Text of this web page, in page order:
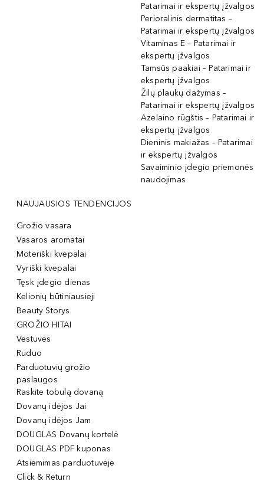
Patarimai ir ekspertų įžvalgos
Perioralinis dermatitas –
Patarimai ir ekspertų įžvalgos
Vitaminas E – Patarimai ir
ekspertų įžvalgos
Tamsūs paakiai – Patarimai ir
ekspertų įžvalgos
Žilų plaukų dažymas –
Patarimai ir ekspertų įžvalgos
Azelaino rūgštis – Patarimai ir
ekspertų įžvalgos
Dieninis makiažas – Patarimai
ir ekspertų įžvalgos
Savaiminio įdegio priemonės
naudojimas
NAUJAUSIOS TENDENCIJOS
Grožio vasara
Vasaros aromatai
Moteriški kvepalai
Vyriški kvepalai
Tęsk įdegio dienas
Kelionių būtiniausieji
Beauty Storys
GROŽIO HITAI
Vestuvės
Ruduo
Parduotuvių grožio
paslaugos
Raskite tobulą dovaną
Dovanų idėjos Jai
Dovanų idėjos Jam
DOUGLAS Dovanų kortelė
DOUGLAS PDF kuponas
Atsiėmimas parduotuvėje
Click & Return